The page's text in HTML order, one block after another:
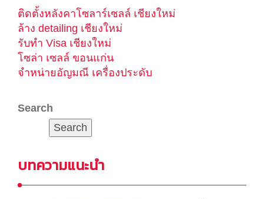
ติดตั้งหลังคาโซลาร์เซลล์ เชียงใหม่
ล้าง detailing เชียงใหม่
รับทำ Visa เชียงใหม่
โซล่า เซลล์ ขอนแก่น
จำหน่ายอัญมณี เครื่องประดับ
Search
Search
บทความแนะนำ